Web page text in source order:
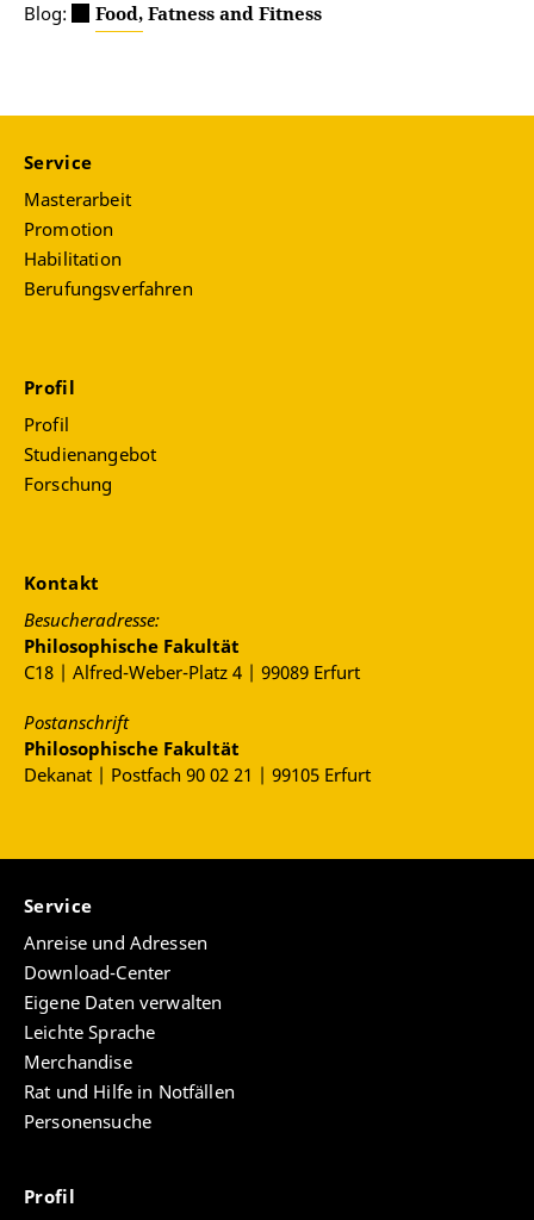
Blog: Food, Fatness and Fitness
Service
Masterarbeit
Promotion
Habilitation
Berufungsverfahren
Profil
Profil
Studienangebot
Forschung
Kontakt
Besucheradresse:
Philosophische Fakultät
C18 | Alfred-Weber-Platz 4 | 99089 Erfurt
Postanschrift
Philosophische Fakultät
Dekanat | Postfach 90 02 21 | 99105 Erfurt
Service
Anreise und Adressen
Download-Center
Eigene Daten verwalten
Leichte Sprache
Merchandise
Rat und Hilfe in Notfällen
Personensuche
Profil